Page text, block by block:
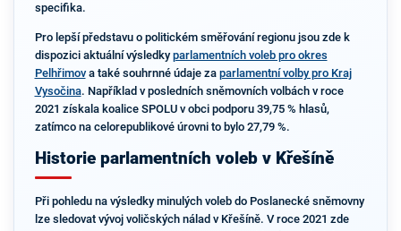
specifika.
Pro lepší představu o politickém směřování regionu jsou zde k
dispozici aktuální výsledky parlamentních voleb pro okres
Pelhřimova také souhrnné údaje za parlamentní volby pro Kraj
Vysočina. Například v posledních sněmovních volbách v roce
2021 získala koalice SPOLU v obci podporu 39,75 % hlasů,
zatímco na celorepublikové úrovni to bylo 27,79 %.
Historie parlamentních voleb v Křešíně
Při pohledu na výsledky minulých voleb do Poslanecké sněmovny
lze sledovat vývoj voličských nálad v Křešíně. V roce 2021 zde